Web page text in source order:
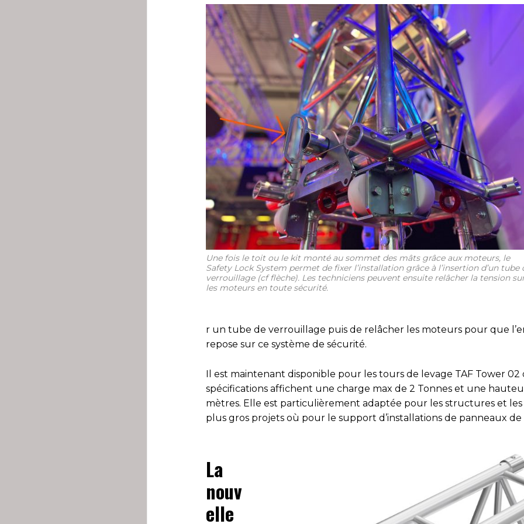
Une fois le toit ou le kit monté au sommet des mâts grâce aux moteurs, le
Safety Lock System permet de fixer l’installation grâce à l’insertion d’un tube
verrouillage (cf flèche). Les techniciens peuvent ensuite relâcher la tension
les moteurs en toute sécurité.
r un tube de verrouillage puis de relâcher les moteurs pour que
repose sur ce système de sécurité.
Il est maintenant disponible pour les tours de levage TAF Tower 02
spécifications affichent une charge max de 2 Tonnes et une
mètres. Elle est particulièrement adaptée pour les structures et les
plus gros projets où pour le support d’installations de panneaux de
La
nouv
elle